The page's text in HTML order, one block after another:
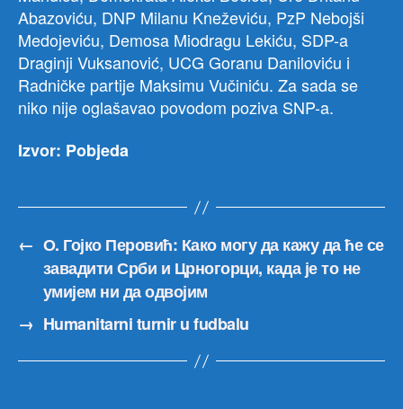
Abazoviću, DNP Milanu Kneževiću, PzP Nebojši
Medojeviću, Demosa Miodragu Lekiću, SDP-a
Draginji Vuksanović, UCG Goranu Daniloviću i
Radničke partije Maksimu Vučiniću. Za sada se
niko nije oglašavao povodom poziva SNP-a.
Izvor: Pobjeda
← О. Гојко Перовић: Како могу да кажу да ће се
завадити Срби и Црногорци, када је то не
умијем ни да одвојим
→ Humanitarni turnir u fudbalu